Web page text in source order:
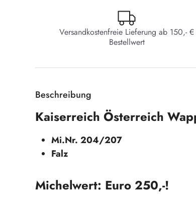
Versandkostenfreie Lieferung ab 150,- €
Bestellwert
Beschreibung
Kaiserreich Österreich
Mi.Nr. 204/207
Falz
Michelwert: Euro 250,-!